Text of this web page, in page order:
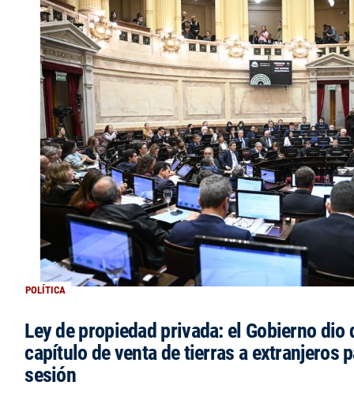
POLÍTICA
Ley de propiedad privada: el Gobierno dio
capítulo de venta de tierras a extranjeros
sesión